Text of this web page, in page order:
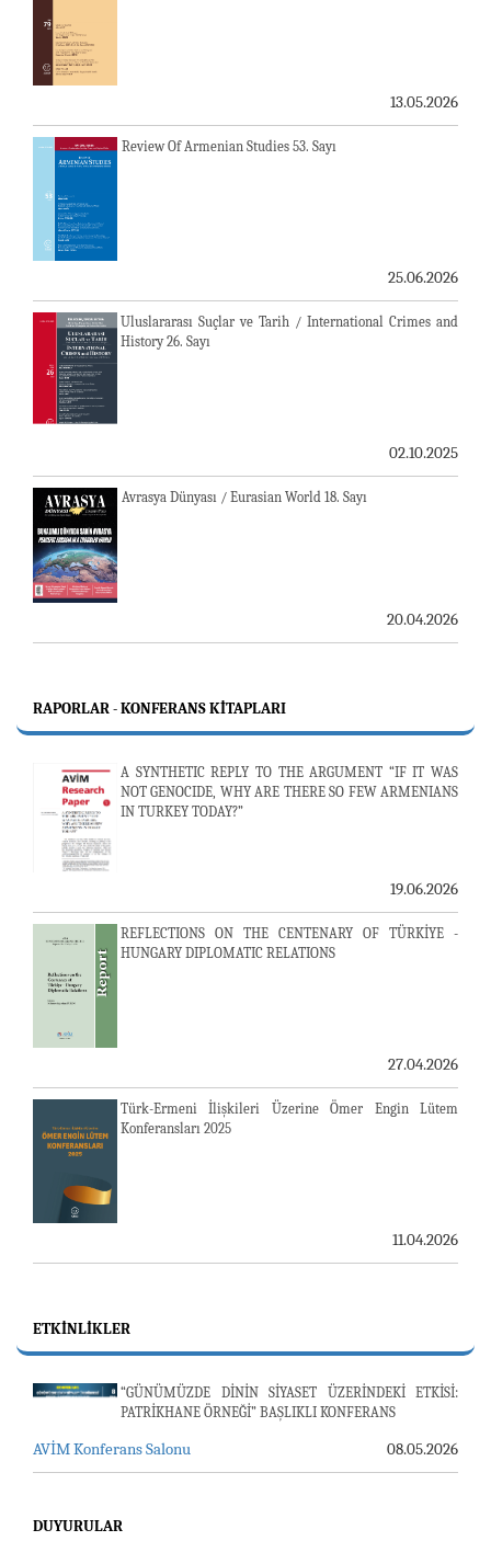
13.05.2026
Review Of Armenian Studies 53. Sayı
25.06.2026
Uluslararası Suçlar ve Tarih / International Crimes and
History 26. Sayı
02.10.2025
Avrasya Dünyası / Eurasian World 18. Sayı
20.04.2026
RAPORLAR - KONFERANS KITAPLARI
A SYNTHETIC REPLY TO THE ARGUMENT “IF IT WAS
NOT GENOCIDE, WHY ARE THERE SO FEW ARMENIANS
IN TURKEY TODAY?”
19.06.2026
REFLECTIONS ON THE CENTENARY OF TÜRKİYE -
HUNGARY DIPLOMATIC RELATIONS
27.04.2026
Türk-Ermeni İlişkileri Üzerine Ömer Engin Lütem
Konferansları 2025
11.04.2026
ETKINLIKLER
“GÜNÜMÜZDE DİNİN SİYASET ÜZERİNDEKİ ETKİSİ:
PATRİKHANE ÖRNEĞİ” BAŞLIKLI KONFERANS
AVİM Konferans Salonu 08.05.2026
DUYURULAR
23-24 TEMMUZ SUNUCU SORUNU VE AVİM GÜNLÜK